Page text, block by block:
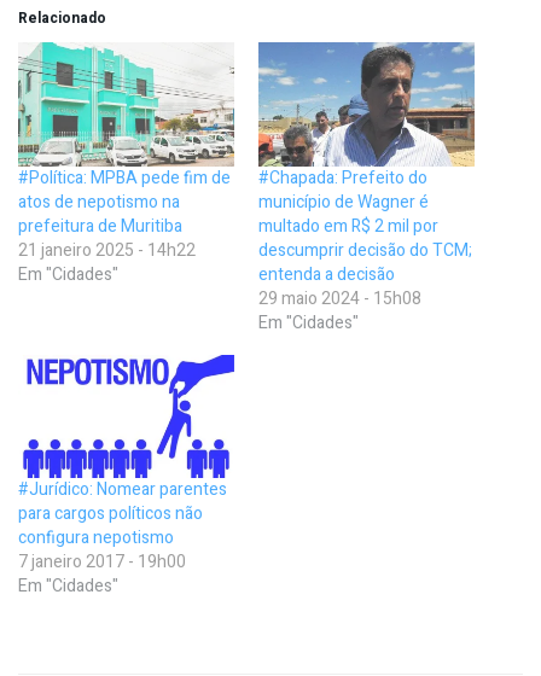
Relacionado
#Política: MPBA pede fim de
atos de nepotismo na
prefeitura de Muritiba
21 janeiro 2025 - 14h22
Em "Cidades"
#Chapada: Prefeito do
município de Wagner é
multado em R$ 2 mil por
descumprir decisão do TCM;
entenda a decisão
29 maio 2024 - 15h08
Em "Cidades"
#Jurídico: Nomear parentes
para cargos políticos não
configura nepotismo
7 janeiro 2017 - 19h00
Em "Cidades"